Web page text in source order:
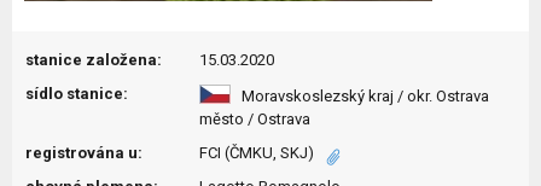
stanice založena:
15.03.2020
sídlo stanice:
Moravskoslezský kraj / okr. Ostrava
město / Ostrava
registrována u:
FCI (ČMKU, SKJ)